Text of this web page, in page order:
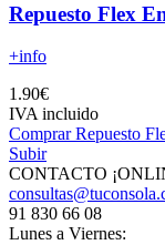
Repuesto Flex
+info
1.90€
IVA incluido
Comprar Repuesto
Subir
CONTACTO
91 830 66 08
Lunes a Viernes: